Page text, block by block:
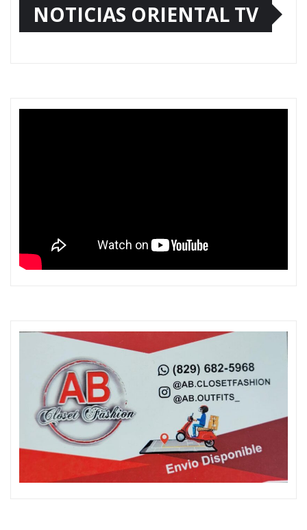
NOTICIAS ORIENTAL TV